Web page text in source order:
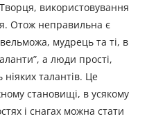
використовування
Отож неправильна є
мудрець та ті, в
а люди прості,
ніяких талантів. Це
становищі, в усякому
і снагах можна стати